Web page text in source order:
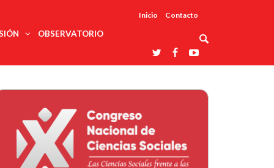
Inicio Contacto
ciencias
profesionales
trabajo
Redes
temáticas
Laboratorios
nacionales
Reconoce
La UDUALC
A La
Universidad
De México
En Su 475
Aniversario
OBSERVATORIO